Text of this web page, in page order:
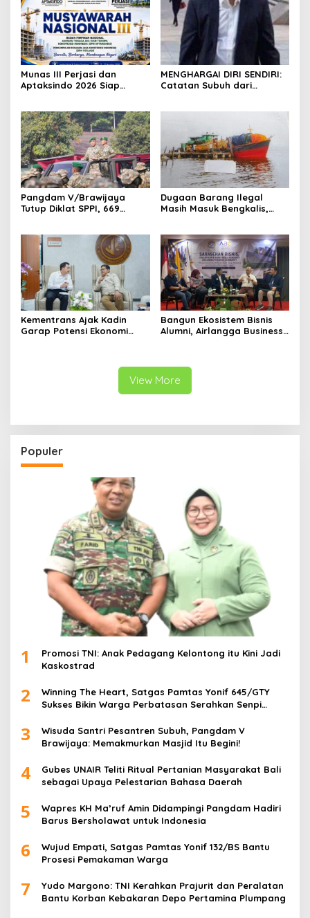
Munas III Perjasi dan
Aptaksindo 2026 Siap
MENGHARGAI DIRI SENDIRI:
Catatan Subuh dari
Pangdam V/Brawijaya
Tutup Diklat SPPI, 669
Dugaan Barang Ilegal
Masih Masuk Bengkalis,
Kementrans Ajak Kadin
Garap Potensi Ekonomi
Bangun Ekosistem Bisnis
Alumni, Airlangga Business
Surabaya
View More
Populer
1
Promosi TNI: Anak Pedagang Kelontong itu Kini Jadi
Kaskostrad
2
Winning The Heart, Satgas Pamtas Yonif 645/GTY
Sukses Bikin Warga Perbatasan Serahkan Senpi
3
Wisuda Santri Pesantren Subuh, Pangdam V
Brawijaya: Memakmurkan Masjid Itu Begini!
4
Gubes UNAIR Teliti Ritual Pertanian Masyarakat Bali
sebagai Upaya Pelestarian Bahasa Daerah
5
Wapres KH Ma’ruf Amin Didampingi Pangdam Hadiri
Barus Bersholawat untuk Indonesia
6
Wujud Empati, Satgas Pamtas Yonif 132/BS Bantu
Prosesi Pemakaman Warga
7
Yudo Margono: TNI Kerahkan Prajurit dan Peralatan
Bantu Korban Kebakaran Depo Pertamina Plumpang